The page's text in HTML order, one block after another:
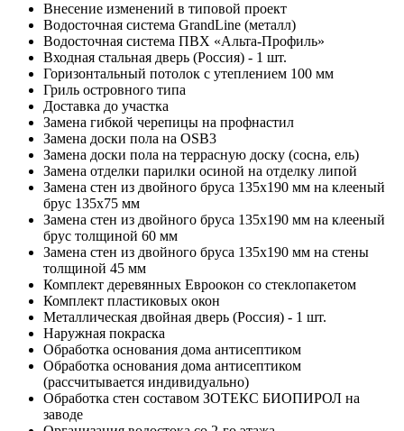
Внесение изменений в типовой проект
Водосточная система GrandLine (металл)
Водосточная система ПВХ «Альта-Профиль»
Входная стальная дверь (Россия) - 1 шт.
Горизонтальный потолок с утеплением 100 мм
Гриль островного типа
Доставка до участка
Замена гибкой черепицы на профнастил
Замена доски пола на OSB3
Замена доски пола на террасную доску (сосна, ель)
Замена отделки парилки осиной на отделку липой
Замена стен из двойного бруса 135х190 мм на клееный
брус 135х75 мм
Замена стен из двойного бруса 135х190 мм на клееный
брус толщиной 60 мм
Замена стен из двойного бруса 135х190 мм на стены
толщиной 45 мм
Комплект деревянных Евроокон со стеклопакетом
Комплект пластиковых окон
Металлическая двойная дверь (Россия) - 1 шт.
Наружная покраска
Обработка основания дома антисептиком
Обработка основания дома антисептиком
(рассчитывается индивидуально)
Обработка стен составом ЗОТЕКС БИОПИРОЛ на
заводе